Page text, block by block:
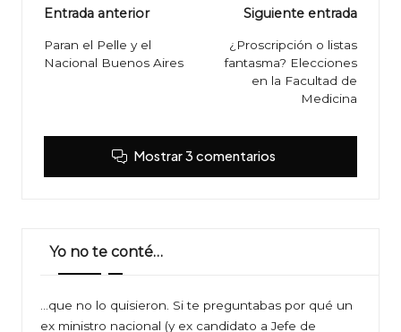
Navegación
de
entradas
Entrada anterior
Paran el Pelle y el
Nacional Buenos Aires
Siguiente entrada
¿Proscripción o listas
fantasma? Elecciones
en la Facultad de
Medicina
Mostrar 3 comentarios
Yo no te conté…
…que no lo quisieron. Si te preguntabas por qué un
ex ministro nacional (y ex candidato a Jefe de